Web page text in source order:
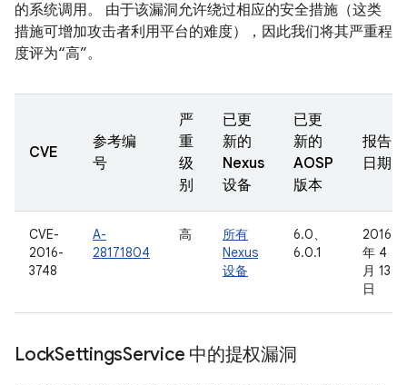
的系统调用。 由于该漏洞允许绕过相应的安全措施（这类
措施可增加攻击者利用平台的难度），因此我们将其严重程
度评为“高”。
CVE
参考编
号
严
重
级
别
已更
新的
Nexus
设备
已更
新的
AOSP
版本
报告
日期
CVE-
2016-
3748
A-
28171804
高
所有
Nexus
设备
6.0、
6.0.1
2016
年 4
月 13
日
LockSettingsService 中的提权漏洞